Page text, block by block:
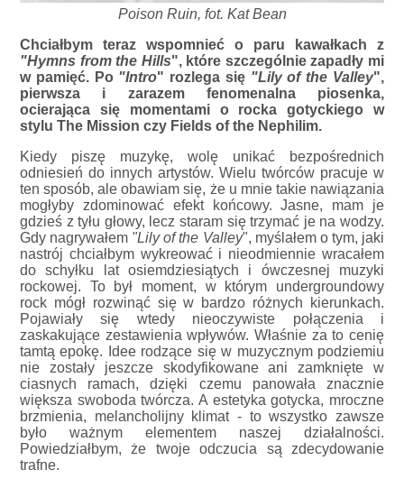
Poison Ruin, fot. Kat Bean
Chciałbym teraz wspomnieć o paru kawałkach z
"Hymns from the Hills", które szczególnie zapadły mi
w pamięć. Po "Intro" rozlega się "Lily of the Valley",
pierwsza i zarazem fenomenalna piosenka,
ocierająca się momentami o rocka gotyckiego w
stylu The Mission czy Fields of the Nephilim.
Kiedy piszę muzykę, wolę unikać bezpośrednich
odniesień do innych artystów. Wielu twórców pracuje w
ten sposób, ale obawiam się, że u mnie takie nawiązania
mogłyby zdominować efekt końcowy. Jasne, mam je
gdzieś z tyłu głowy, lecz staram się trzymać je na wodzy.
Gdy nagrywałem "Lily of the Valley", myślałem o tym, jaki
nastrój chciałbym wykreować i nieodmiennie wracałem
do schyłku lat osiemdziesiątych i ówczesnej muzyki
rockowej. To był moment, w którym undergroundowy
rock mógł rozwinąć się w bardzo różnych kierunkach.
Pojawiały się wtedy nieoczywiste połączenia i
zaskakujące zestawienia wpływów. Właśnie za to cenię
tamtą epokę. Idee rodzące się w muzycznym podziemiu
nie zostały jeszcze skodyfikowane ani zamknięte w
ciasnych ramach, dzięki czemu panowała znacznie
większa swoboda twórcza. A estetyka gotycka, mroczne
brzmienia, melancholijny klimat - to wszystko zawsze
było ważnym elementem naszej działalności.
Powiedziałbym, że twoje odczucia są zdecydowanie
trafne.